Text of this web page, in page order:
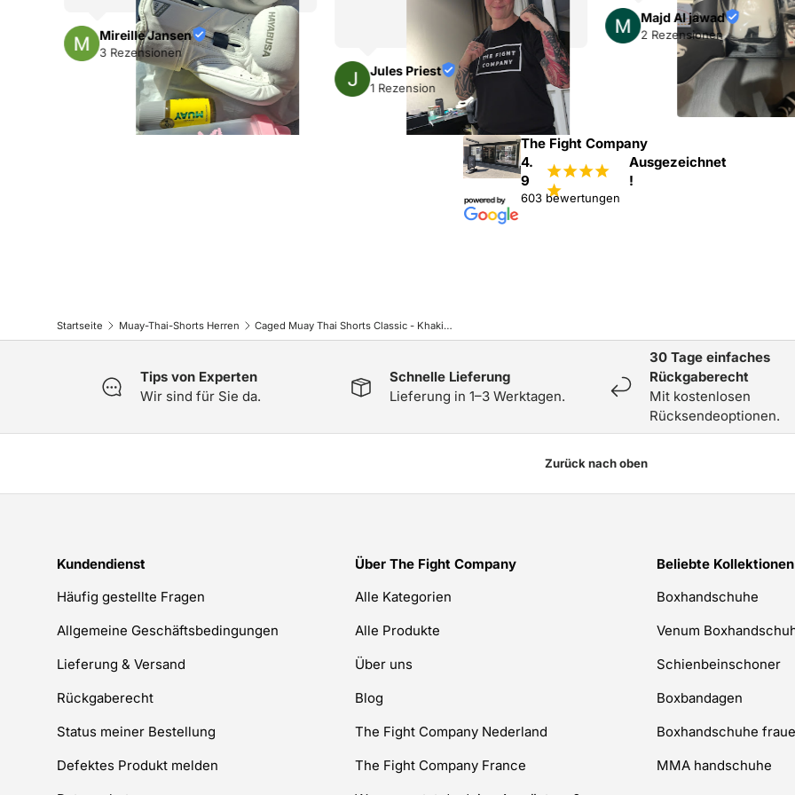
h
l
Mireille Jansen
3 Rezensionen
Jules Priest
1 Rezension
Majd Al jawad
2 Rezensionen
The Fight Company
4.
9
¡¡¡¡
¡
Ausgezeichnet
!
603 bewertungen
Startseite Muay-Thai-Shorts Herren Caged Muay Thai Shorts Classic - Khaki Grün/Schwarz
Tips von Experten
Wir sind für Sie da.
Schnelle Lieferung
Lieferung in 1–3 Werktagen.
30 Tage einfaches
Rückgaberecht
Mit kostenlosen
Rücksendeoptionen.
Zurück nach oben
Kundendienst
Häufig gestellte Fragen
Allgemeine Geschäftsbedingungen
Lieferung & Versand
Rückgaberecht
Status meiner Bestellung
Defektes Produkt melden
Über The Fight Company
Alle Kategorien
Alle Produkte
Über uns
Blog
The Fight Company Nederland
The Fight Company France
Beliebte Kollektionen
Boxhandschuhe
Venum
Schienbeinschoner
Boxbandagen
Boxhandschuhe
MMA handschuhe